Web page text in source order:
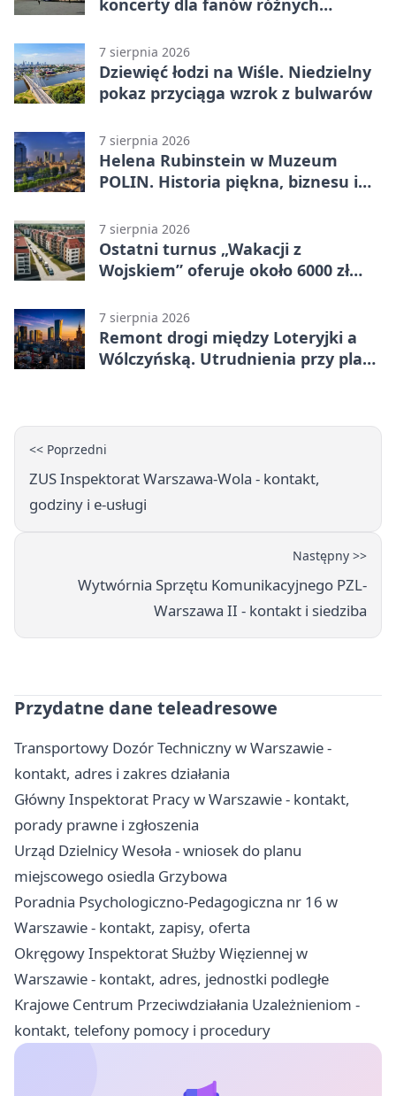
koncerty dla fanów różnych
7 sierpnia 2026
Dziewięć łodzi na Wiśle. Niedzielny
pokaz przyciąga wzrok z bulwarów
7 sierpnia 2026
Helena Rubinstein w Muzeum
POLIN. Historia piękna, biznesu i
7 sierpnia 2026
Ostatni turnus „Wakacji z
Wojskiem” oferuje około 6000 zł
7 sierpnia 2026
Remont drogi między Loteryjki a
Wólczyńską. Utrudnienia przy placu
<< Poprzedni
ZUS Inspektorat Warszawa-Wola - kontakt,
godziny i e-usługi
Następny >>
Wytwórnia Sprzętu Komunikacyjnego PZL-
Warszawa II - kontakt i siedziba
Przydatne dane teleadresowe
Transportowy Dozór Techniczny w Warszawie -
kontakt, adres i zakres działania
Główny Inspektorat Pracy w Warszawie - kontakt,
porady prawne i zgłoszenia
Urząd Dzielnicy Wesoła - wniosek do planu
miejscowego osiedla Grzybowa
Poradnia Psychologiczno-Pedagogiczna nr 16 w
Warszawie - kontakt, zapisy, oferta
Okręgowy Inspektorat Służby Więziennej w
Warszawie - kontakt, adres, jednostki podległe
Krajowe Centrum Przeciwdziałania Uzależnieniom -
kontakt, telefony pomocy i procedury